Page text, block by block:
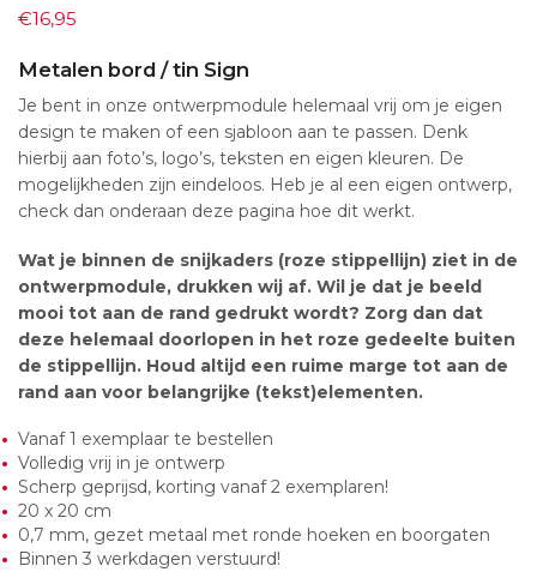
€16,95
Metalen bord / tin Sign
Je bent in onze ontwerpmodule helemaal vrij om je eigen
design te maken of een sjabloon aan te passen. Denk
hierbij aan foto’s, logo’s, teksten en eigen kleuren. De
mogelijkheden zijn eindeloos. Heb je al een eigen ontwerp,
check dan onderaan deze pagina hoe dit werkt.
Wat je binnen de snijkaders (roze stippellijn) ziet in de
ontwerpmodule, drukken wij af. Wil je dat je beeld
mooi tot aan de rand gedrukt wordt? Zorg dan dat
deze helemaal doorlopen in het roze gedeelte buiten
de stippellijn. Houd altijd een ruime marge tot aan de
rand aan voor belangrijke (tekst)elementen.
Vanaf 1 exemplaar te bestellen
Volledig vrij in je ontwerp
Scherp geprijsd, korting vanaf 2 exemplaren!
20 x 20 cm
0,7 mm, gezet metaal met ronde hoeken en boorgaten
Binnen 3 werkdagen verstuurd!